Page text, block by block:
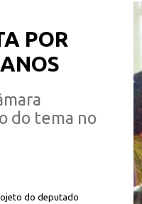
POR
do tema no
do deputado